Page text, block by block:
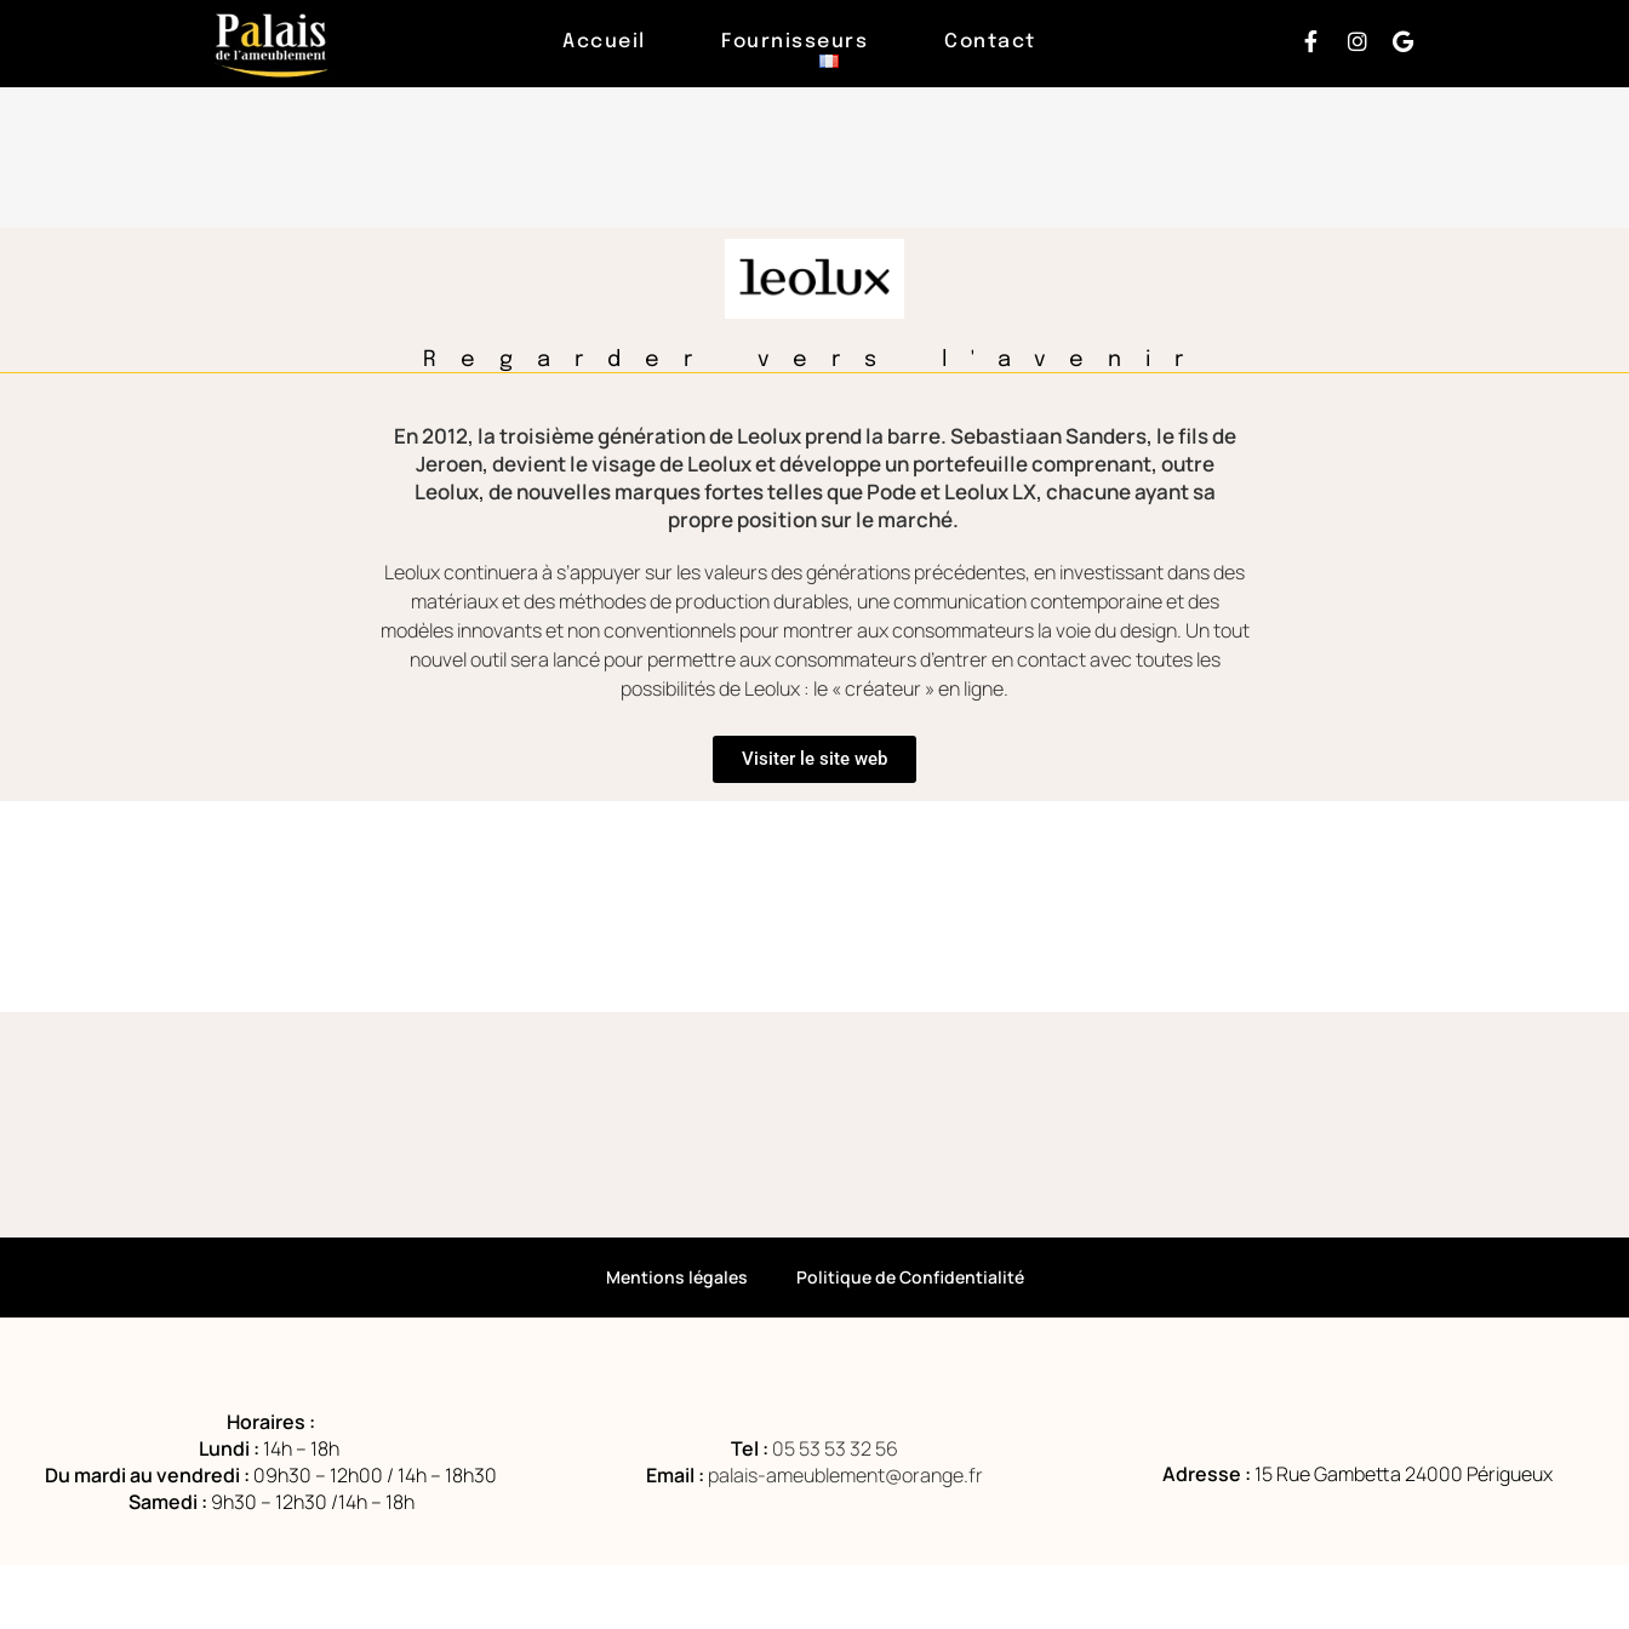
Accueil Fournisseurs Contact
Regarder vers l'avenir
En 2012, la troisième génération de Leolux prend la barre. Sebastiaan Sanders, le fils de
Jeroen, devient le visage de Leolux et développe un portefeuille comprenant, outre
Leolux, de nouvelles marques fortes telles que Pode et Leolux LX, chacune ayant sa
propre position sur le marché.
Leolux continuera à s’appuyer sur les valeurs des générations précédentes, en investissant dans des
matériaux et des méthodes de production durables, une communication contemporaine et des
modèles innovants et non conventionnels pour montrer aux consommateurs la voie du design. Un tout
nouvel outil sera lancé pour permettre aux consommateurs d’entrer en contact avec toutes les
possibilités de Leolux : le « créateur » en ligne.
Visiter le site web
Mentions légales Politique de Confidentialité
Horaires :
Lundi : 14h – 18h
Du mardi au vendredi : 09h30 – 12h00 / 14h – 18h30
Samedi : 9h30 – 12h30 /14h – 18h
Tel : 05 53 53 32 56
Email : palais-ameublement@orange.fr Adresse : 15 Rue Gambetta 24000 Périgueux